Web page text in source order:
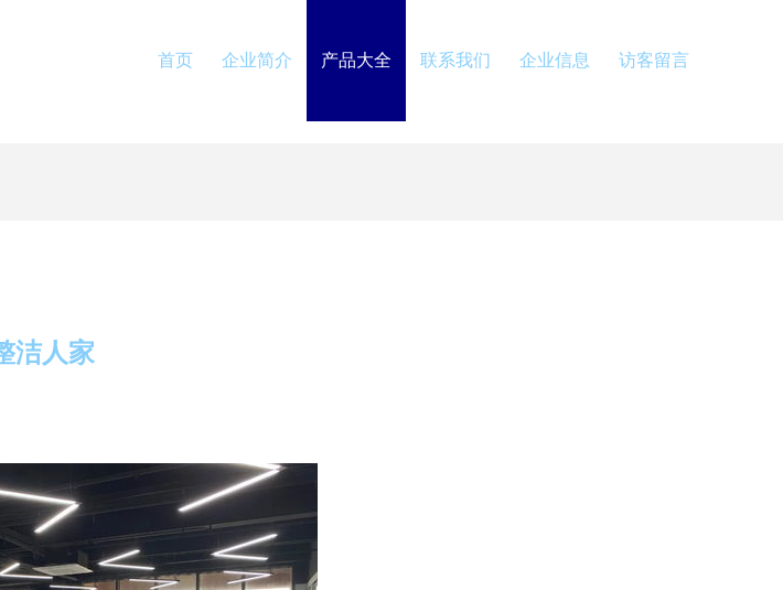
首页 企业简介 产品大全 联系我们 企业信息 访客留言
洁人家